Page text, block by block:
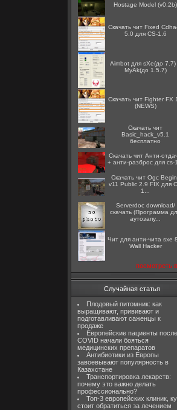
Hostage Model (v0.2b)
Скачать чит Fixed
5.0 для CS-1.6
Aimbot для sXe(до 7.7)
MyAk(до 1.5.7)
Скачать чит Fighter FX
(NEWS)
Скачать чит
Basic_hack_v5.1
бесплатно
Скачать чит Анти-
+ анти-разброс для cs-
Скачать чит Ogc
v11 Public 2.9 FIX для
1...
Serverdoc download/
скачать (Программа
аутозапу...
Чит для анти-чита sxe
Wall Hacker
посмотреть
Случайная статья
Плодовый питомник: как
выращивают, прививают и
подготавливают саженцы к
продаже
Европейские пациенты после
COVID начали бояться
медицинских препаратов
Антибиотики из Европы
завоевывают популярность в
Казахстане
Транспортировка лекарств:
почему это важно делать
профессионально?
Топ-3 европейских клиник,
стоит обратиться за лечением